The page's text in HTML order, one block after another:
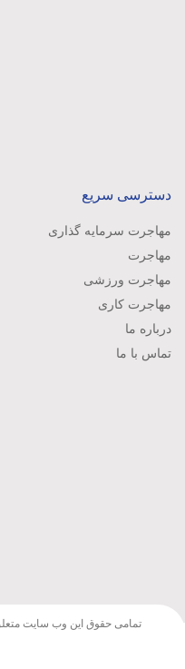
دسترسی سریع
مهاجرت سرمایه گذاری
مهاجرت
مهاجرت ورزشی
مهاجرت کاری
درباره ما
تماس با ما
تمامی حقوق این وب سایت